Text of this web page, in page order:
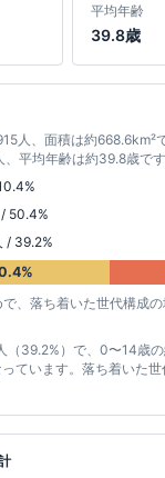
平均年齢
39.8歳
人、面積は約668.6km²
平均年齢は約39.8歳です
50.4%
/ 39.2%
、落ち着いた世代構成の
（39.2%）で、0〜14歳
っています。落ち着いた